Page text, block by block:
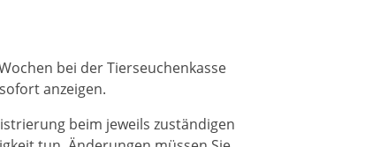
bei der Tierseuchenkasse
anzeigen.
beim jeweils zuständigen